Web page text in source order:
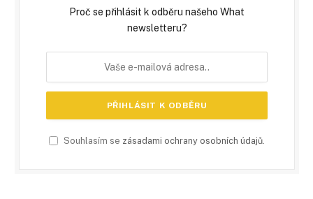
Proč se přihlásit k odběru našeho What
newsletteru?
Souhlasím se zásadami ochrany osobních údajů.